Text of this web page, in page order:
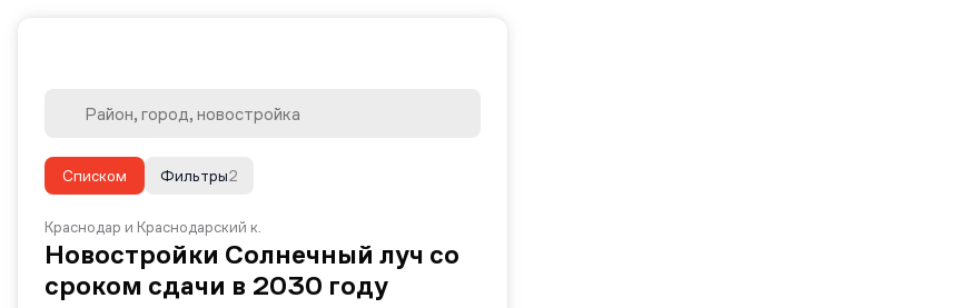
Списком 2
Фильтры
Краснодар и Краснодарский к.
Новостройки Солнечный луч со
сроком сдачи в 2030 году